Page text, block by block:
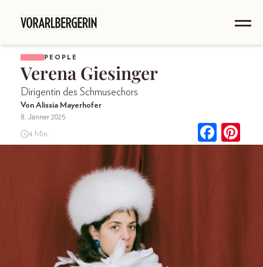
PEOPLE
Verena Giesinger
Dirigentin des Schmusechors
Von Alissia Mayerhofer
8. Jänner 2025
4 Min.